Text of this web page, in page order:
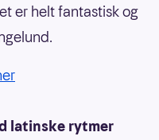
er helt fantastisk og
latinske rytmer